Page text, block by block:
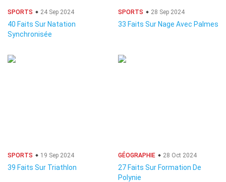
SPORTS 24 Sep 2024
40 Faits Sur Natation
Synchronisée
SPORTS 28 Sep 2024
33 Faits Sur Nage Avec Palmes
SPORTS 19 Sep 2024
39 Faits Sur Triathlon
GÉOGRAPHIE 28 Oct 2024
27 Faits Sur Formation De
Polynie